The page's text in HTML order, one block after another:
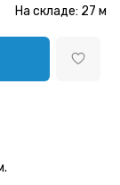
На складе: 27 м